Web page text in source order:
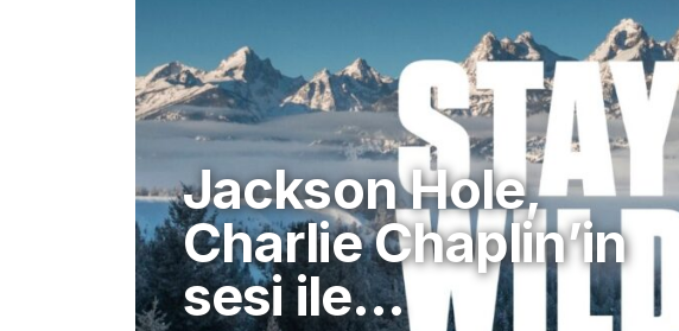
Jackson Hole,
Charlie Chaplin’in
sesi ile…